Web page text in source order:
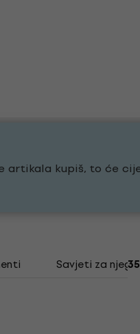
artikala kupiš, to će
Savjeti za njegu